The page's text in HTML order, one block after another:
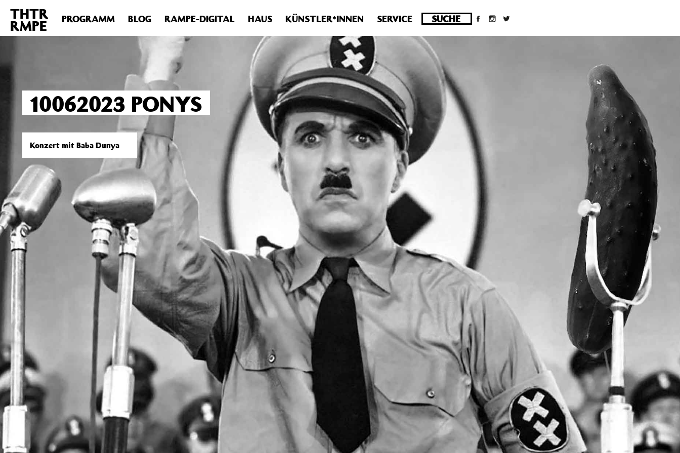
Deprecated : Die Funktion post_permalink ist seit Version 4.4.0 veraltet! Verwende stattdessen get_permalink(). in /homepages/10/d43051023/htdocs/wordpress/wp-
includes/functions.phpon line6031
THTR
RMPE PROGRAMM BLOG RAMPE-DIGITAL HAUS KÜNSTLER*INNEN SERVICE
10062023 PONYS
Konzert mit Baba Dunya